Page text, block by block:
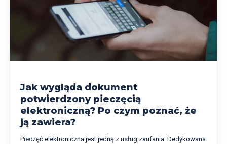
Jak wygląda dokument
potwierdzony pieczęcią
elektroniczną? Po czym poznać, że
ją zawiera?
Pieczęć elektroniczna jest jedną z usług zaufania. Dedykowana